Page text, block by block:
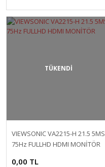
TÜKENDİ
VIEWSONIC VA2215-H 21.5 5MS
75Hz FULLHD HDMI MONİTÖR
0,00 TL